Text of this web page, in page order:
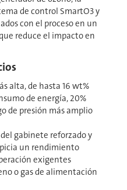
de control SmartO3 y
con el proceso en un
reduce el impacto en
alta, de hasta 16 wt%
de energía, 20%
de presión más amplio
gabinete reforzado y
un rendimiento
exigentes
o gas de alimentación